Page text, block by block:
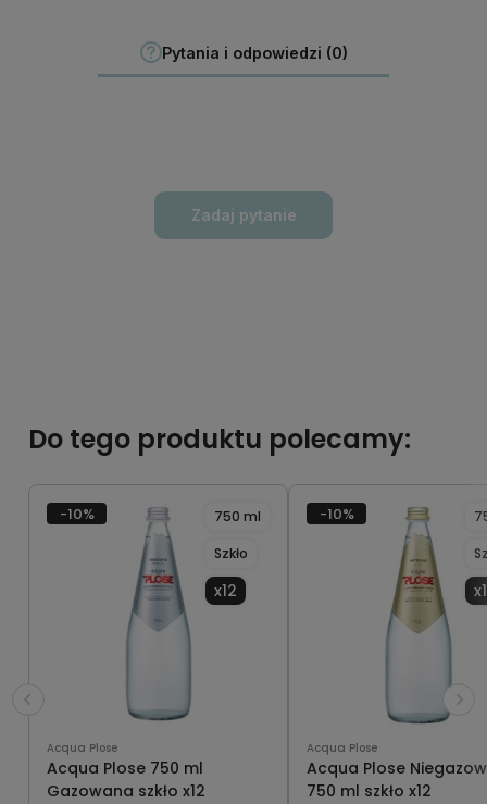
Pytania i odpowiedzi (0)
Zadaj pytanie
Do tego produktu polecamy:
Acqua Plose
Acqua Plose 750 ml
Gazowana szkło x12
750 ml
Szkło
x12
-10%
Acqua Plose
Acqua Plose
750 ml szkło x12
-10%